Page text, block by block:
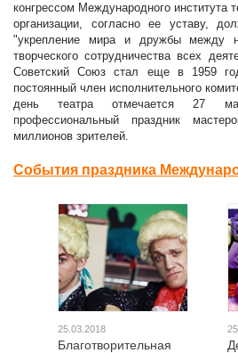
конгрессом Международного института
организации, согласно ее уставу,
"укрепление мира и дружбы между
творческого сотрудничества всех
Советский Союз стал еще в 1959
постоянный член исполнительного
день театра отмечается 27
профессиональный праздник
миллионов зрителей.
События праздника
25.03.2018
Благотворительная